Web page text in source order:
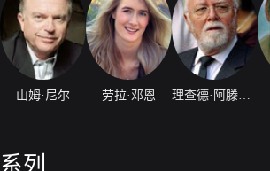
山姆·尼尔 劳拉·邓恩
系列